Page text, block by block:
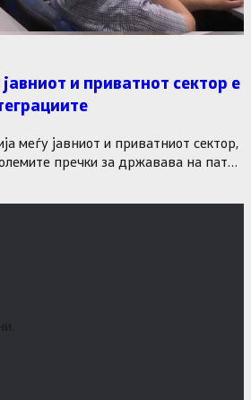
и приватнот сектор е
меѓу јавниот и приватниот сектор,
пречки за државава на патот